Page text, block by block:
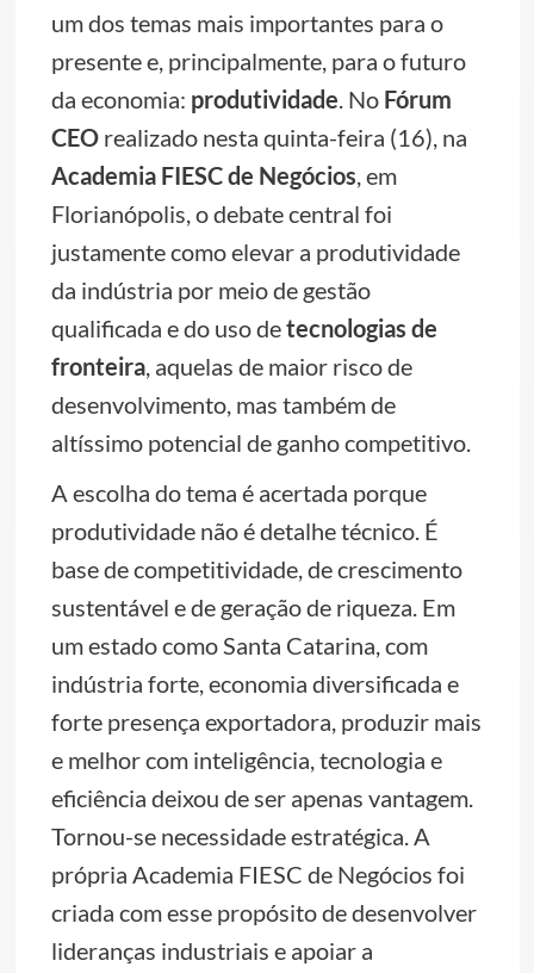
um dos temas mais importantes para o
presente e, principalmente, para o futuro
da economia: produtividade. No Fórum
CEOrealizado nesta quinta-feira (16), na
Academia FIESC de Negócios, em
Florianópolis, o debate central foi
justamente como elevar a produtividade
da indústria por meio de gestão
qualificada e do uso detecnologias de
fronteira, aquelas de maior risco de
desenvolvimento, mas também de
altíssimo potencial de ganho competitivo.
A escolha do tema é acertada porque
produtividade não é detalhe técnico. É
base de competitividade, de crescimento
sustentável e de geração de riqueza. Em
um estado como Santa Catarina, com
indústria forte, economia diversificada e
forte presença exportadora, produzir mais
e melhor com inteligência, tecnologia e
eficiência deixou de ser apenas vantagem.
Tornou-se necessidade estratégica. A
própria Academia FIESC de Negócios foi
criada com esse propósito de desenvolver
lideranças industriais e apoiar a